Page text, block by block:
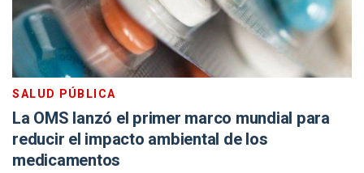
SALUD PÚBLICA
La OMS lanzó el primer marco mundial para
reducir el impacto ambiental de los
medicamentos